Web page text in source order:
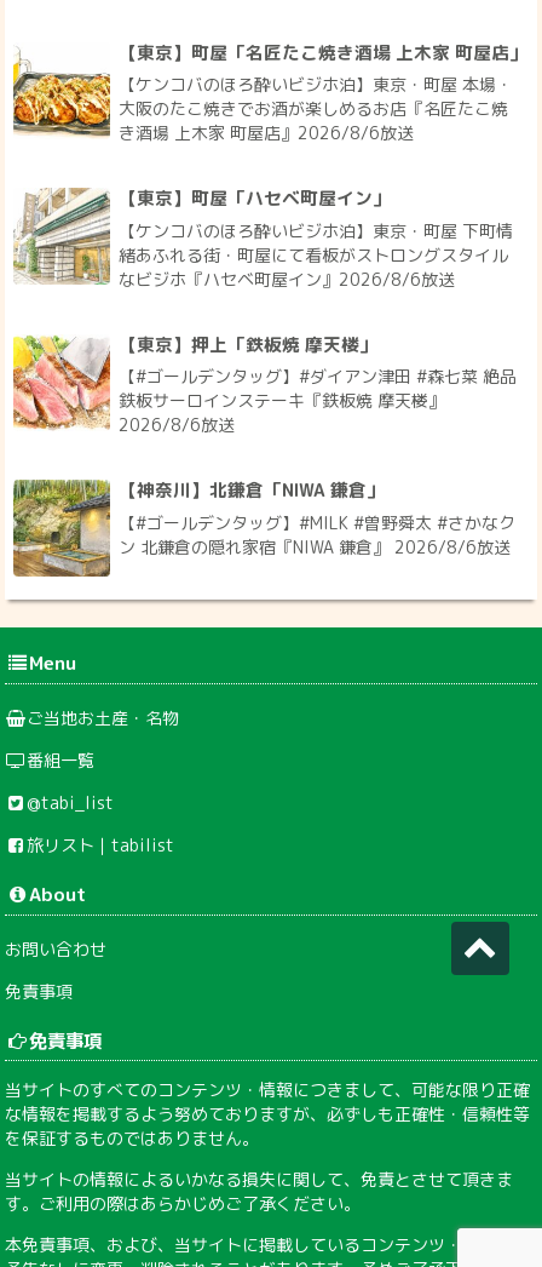
【東京】町屋「名匠たこ焼き酒場 上木家 町屋店」
【ケンコバのほろ酔いビジホ泊】東京・町屋 本場・
大阪のたこ焼きでお酒が楽しめるお店『名匠たこ焼
き酒場 上木家 町屋店』2026/8/6放送
【東京】町屋「ハセベ町屋イン」
【ケンコバのほろ酔いビジホ泊】東京・町屋 下町情
緒あふれる街・町屋にて看板がストロングスタイル
なビジホ『ハセベ町屋イン』2026/8/6放送
【東京】押上「鉄板焼 摩天楼」
【#ゴールデンタッグ】#ダイアン津田 #森七菜 絶品
鉄板サーロインステーキ『鉄板焼 摩天楼』
2026/8/6放送
【神奈川】北鎌倉「NIWA 鎌倉」
【#ゴールデンタッグ】#MILK #曽野舜太 #さかなク
ン 北鎌倉の隠れ家宿『NIWA 鎌倉』 2026/8/6放送
Menu
ご当地お土産・名物
番組一覧
@tabi_list
旅リスト｜tabilist
About
お問い合わせ
免責事項
免責事項
当サイトのすべてのコンテンツ・情報につきまして、可能な限り正確
な情報を掲載するよう努めておりますが、必ずしも正確性・信頼性等
を保証するものではありません。
当サイトの情報によるいかなる損失に関して、免責とさせて頂きま
す。ご利用の際はあらかじめご了承ください。
本免責事項、および、当サイトに掲載しているコンテンツ・情報は、